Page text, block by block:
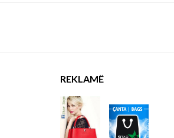
REKLAMË